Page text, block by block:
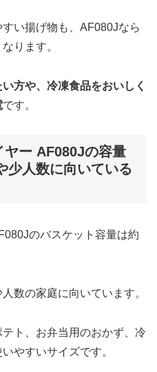
い揚げ物も、AF080Jなら
ります。
方や、冷凍食品をおいしく
です。
ー AF080Jの容量
少人数に向いている
のバスケット容量は約
数の家庭に向いています。
ト、お弁当用のおかず、冷
やすいサイズです。